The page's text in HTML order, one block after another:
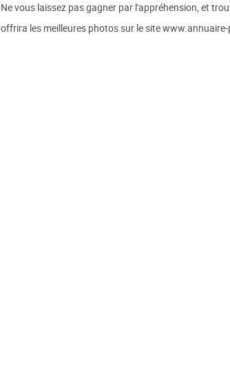
Ne vous laissez pas gagner par l'appréhension, et
offrira les meilleures photos sur le site